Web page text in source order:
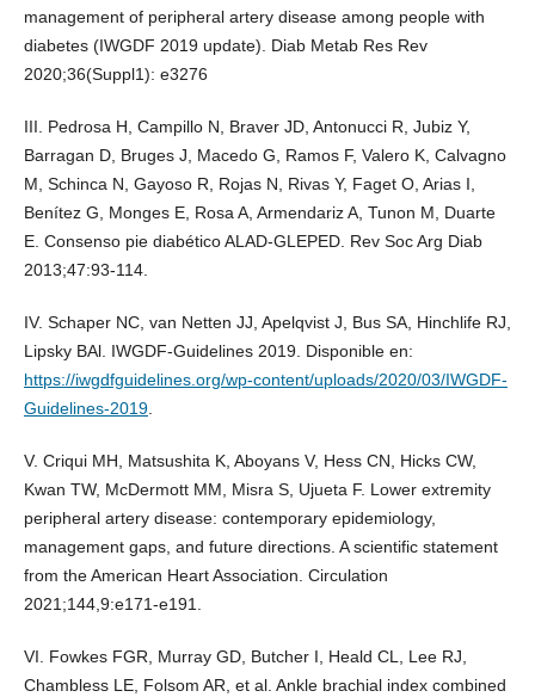
management of peripheral artery disease among people with
diabetes (IWGDF 2019 update). Diab Metab Res Rev
2020;36(Suppl1): e3276
III. Pedrosa H, Campillo N, Braver JD, Antonucci R, Jubiz Y,
Barragan D, Bruges J, Macedo G, Ramos F, Valero K, Calvagno
M, Schinca N, Gayoso R, Rojas N, Rivas Y, Faget O, Arias I,
Benítez G, Monges E, Rosa A, Armendariz A, Tunon M, Duarte
E. Consenso pie diabético ALAD-GLEPED. Rev Soc Arg Diab
2013;47:93-114.
IV. Schaper NC, van Netten JJ, Apelqvist J, Bus SA, Hinchlife RJ,
Lipsky BAl. IWGDF-Guidelines 2019. Disponible en:
https://iwgdfguidelines.org/wp-content/uploads/2020/03/IWGDF-
Guidelines-2019.
V. Criqui MH, Matsushita K, Aboyans V, Hess CN, Hicks CW,
Kwan TW, McDermott MM, Misra S, Ujueta F. Lower extremity
peripheral artery disease: contemporary epidemiology,
management gaps, and future directions. A scientific statement
from the American Heart Association. Circulation
2021;144,9:e171-e191.
VI. Fowkes FGR, Murray GD, Butcher I, Heald CL, Lee RJ,
Chambless LE, Folsom AR, et al. Ankle brachial index combined